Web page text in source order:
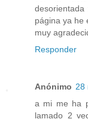
página ya he
muy
Responder
Anónimo 28
a mi me ha
lamado 2